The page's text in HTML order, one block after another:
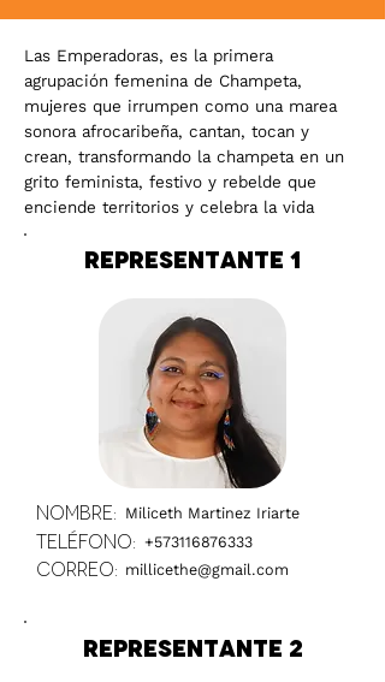
Las Emperadoras, es la primera
agrupación femenina de Champeta,
mujeres que irrumpen como una marea
sonora afrocaribeña, cantan, tocan y
crean, transformando la champeta en un
grito feminista, festivo y rebelde que
enciende territorios y celebra la vida
Representante 1
Nombre: Miliceth Martinez Iriarte
Teléfono: +573116876333
Correo: millicethe@gmail.com
Representante 2